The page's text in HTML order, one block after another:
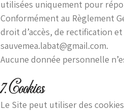
utilisées uniquement pour
Conformément au Règlement
droit d’accès, de rectification
sauvemea.labat@gmail.com.
Aucune donnée personnelle
7. Cookies
Le Site peut utiliser des